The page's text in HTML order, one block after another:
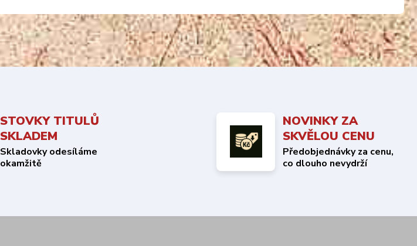
STOVKY TITULŮ
SKLADEM
Skladovky odesíláme
okamžitě
NOVINKY ZA
SKVĚLOU CENU
Předobjednávky za cenu,
co dlouho nevydrží